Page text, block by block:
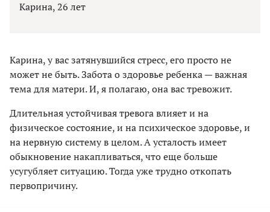
Карина, 26 лет
Карина, у вас затянувшийся стресс, его просто не
может не быть. Забота о здоровье ребенка — важная
тема для матери. И, я полагаю, она вас тревожит.
Длительная устойчивая тревога влияет и на
физическое состояние, и на психическое здоровье, и
на нервную систему в целом. А усталость имеет
обыкновение накапливаться, что еще больше
усугубляет ситуацию. Тогда уже трудно откопать
первопричину.